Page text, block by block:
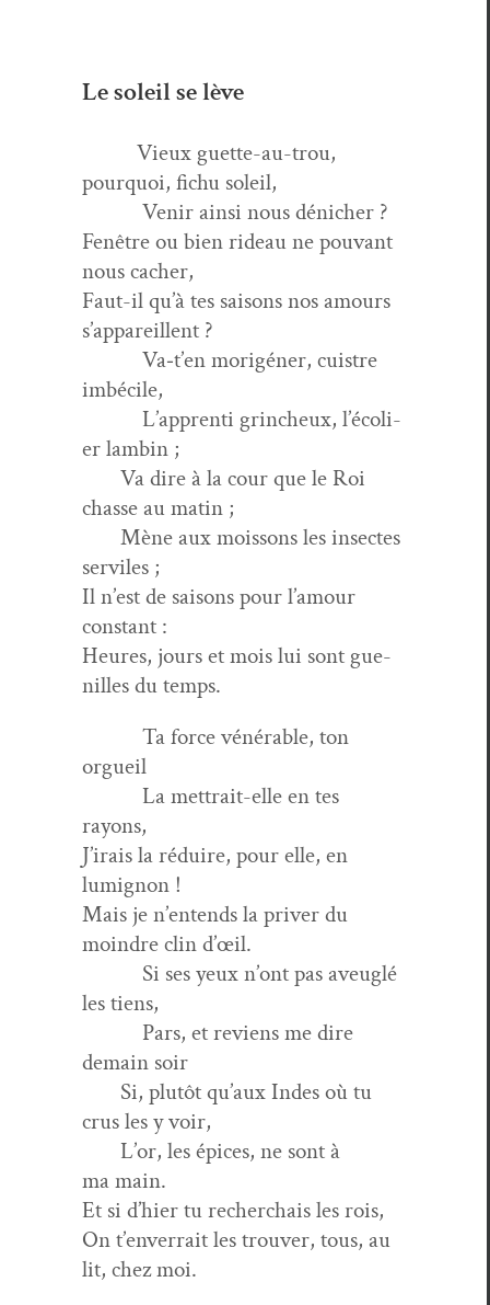
Le soleil se lève
Vieux guette-au-trou,
pourquoi, fichu soleil,
Venir ain­si nous dénicher ?
Fenêtre ou bien rideau ne pou­vant
nous cacher,
Faut-il qu’à tes saisons nos amours
s’appareillent ?
Va‑t’en morigén­er, cuistre
imbécile,
L’ap­pren­ti grincheux, l’é­col­i­
er lambin ;
Va dire à la cour que le Roi
chas­se au matin ;
Mène aux moissons les insectes
serviles ;
Il n’est de saisons pour l’amour
constant :
Heures, jours et mois lui sont gue­
nilles du temps.
Ta force vénérable, ton
orgueil
La met­trait-elle en tes
rayons,
J’i­rais la réduire, pour elle, en
lumignon !
Mais je n’en­tends la priv­er du
moin­dre clin d’œil.
Si ses yeux n’ont pas aveuglé
les tiens,
Pars, et reviens me dire
demain soir
Si, plutôt qu’aux Indes où tu
crus les y voir,
L’or, les épices, ne sont à
ma main.
Et si d’hi­er tu recher­chais les rois,
On t’en­ver­rait les trou­ver, tous, au
lit, chez moi.